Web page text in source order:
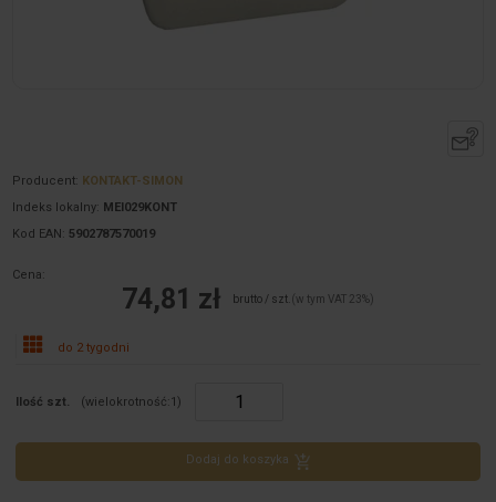
Producent: KONTAKT-SIMON
Indeks lokalny: MEI029KONT
Kod EAN: 5902787570019
Cena:
74,81 zł brutto / szt. (w tym VAT 23%)
do 2 tygodni
Ilość szt. (wielokrotność:1 )
Dodaj do koszyka